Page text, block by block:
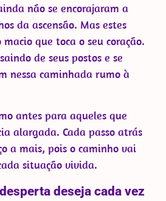
não se encorajaram a
da ascensão. Mas estes
que toca o seu coração.
de seus postos e se
nessa caminhada rumo à
antes para aqueles que
alargada. Cada passo atrás
a mais, pois o caminho vai
situação vivida.
deseja cada vez